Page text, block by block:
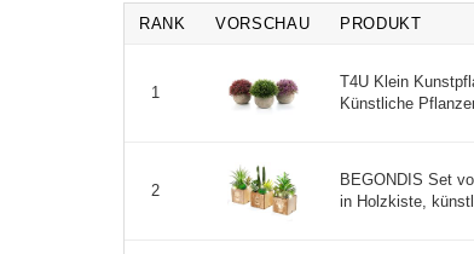
RANK VORSCHAU PRODUKT
1
T4U Klein
Künstliche
2
BEGONDIS Set
in Holzkiste,